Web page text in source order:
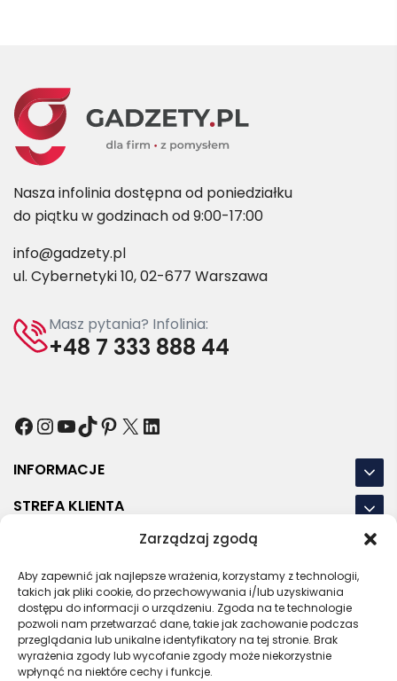
Zarządzaj zgodą
Aby zapewnić jak najlepsze wrażenia, korzystamy z technologii,
takich jak pliki cookie, do przechowywania i/lub uzyskiwania
dostępu do informacji o urządzeniu. Zgoda na te technologie
pozwoli nam przetwarzać dane, takie jak zachowanie podczas
przeglądania lub unikalne identyfikatory na tej stronie. Brak
wyrażenia zgody lub wycofanie zgody może niekorzystnie
wpłynąć na niektóre cechy i funkcje.
Nasza infolinia dostępna od poniedziałku
do piątku w godzinach od 9:00-17:00
info@gadzety.pl
ul. Cybernetyki 10, 02-677 Warszawa
Masz pytania? Infolinia:
+48 7 333 888 44
Facebook
Instagram
YouTube
TikTok
Pinterest
X LinkedIn
INFORMACJE
STREFA KLIENTA
NASZE LOKALIZACJE
OSTATNIE POSTY
RODOREGULAMINPOLITYKA PRYWATNOŚCI